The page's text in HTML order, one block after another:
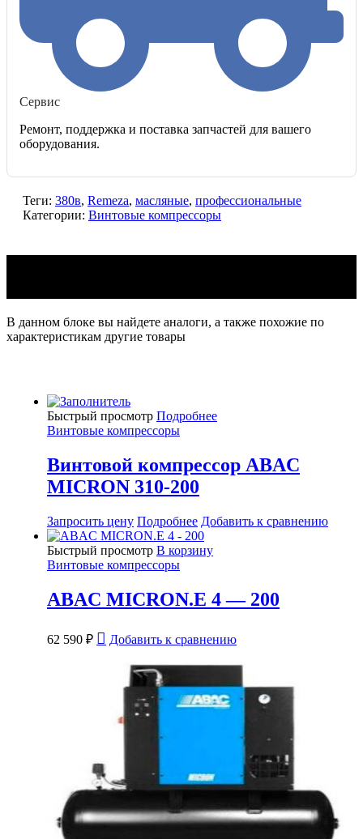
Сервис
Ремонт, поддержка и поставка запчастей для вашего
оборудования.
Теги: 380в, Remeza, масляные, профессиональные
Категории: Винтовые компрессоры
В данном блоке вы найдете аналоги, а также похожие по
характеристикам другие товары
Быстрый просмотр Подробнее
Винтовые компрессоры
Винтовой компрессор ABAC
MICRON 310-200
Запросить цену Подробнее Добавить к сравнению
Быстрый просмотр В корзину
Винтовые компрессоры
ABAC MICRON.E 4 — 200
62 590 ₽ Добавить к сравнению